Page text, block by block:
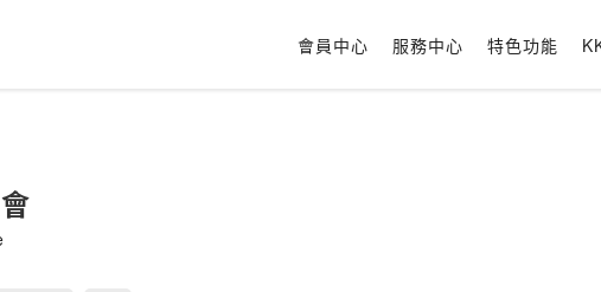
會員中心 服務中心 特色功能